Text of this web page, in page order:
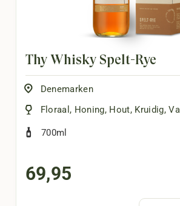
Thy Whisky Spelt-Rye
Denemarken
Floraal , Honing, Hout, Kruidig,
700ml
69,95